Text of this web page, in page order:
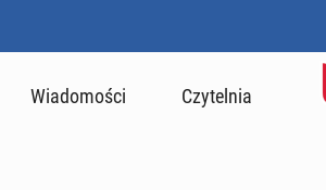
Wiadomości Czytelnia